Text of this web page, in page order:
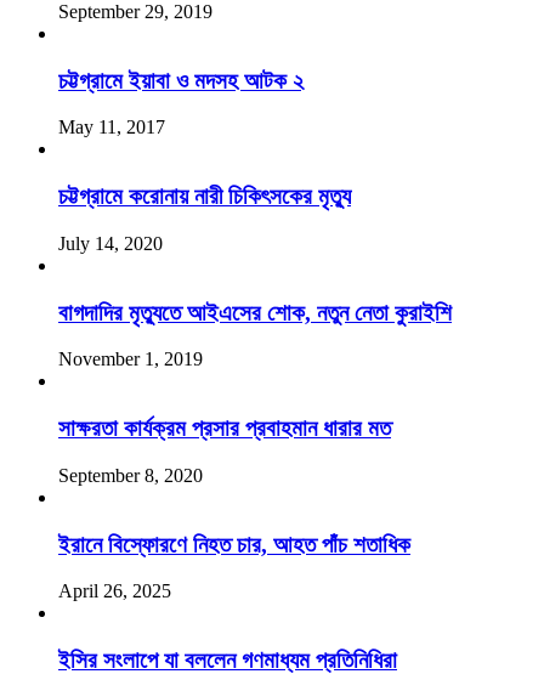
September 29, 2019
চট্টগ্রামে ইয়াবা ও মদসহ আটক ২
May 11, 2017
চট্টগ্রামে করোনায় নারী চিকিৎসকের মৃত্যু
July 14, 2020
বাগদাদির মৃত্যুতে আইএসের শোক, নতুন নেতা কুরাইশি
November 1, 2019
সাক্ষরতা কার্যক্রম প্রসার প্রবাহমান ধারার মত
September 8, 2020
ইরানে বিস্ফোরণে নিহত চার, আহত পাঁচ শতাধিক
April 26, 2025
ইসির সংলাপে যা বললেন গণমাধ্যম প্রতিনিধিরা